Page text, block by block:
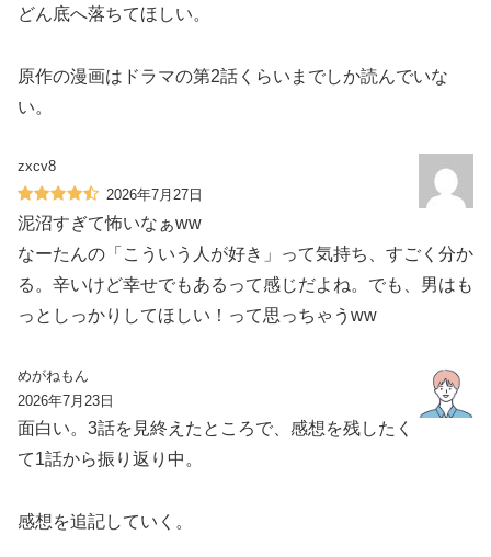
どん底へ落ちてほしい。
原作の漫画はドラマの第2話くらいまでしか読んでいな
い。
zxcv8
2026年7月27日
泥沼すぎて怖いなぁww
なーたんの「こういう人が好き」って気持ち、すごく分か
る。辛いけど幸せでもあるって感じだよね。でも、男はも
っとしっかりしてほしい！って思っちゃうww
めがねもん
2026年7月23日
面白い。3話を見終えたところで、感想を残したく
て1話から振り返り中。
感想を追記していく。